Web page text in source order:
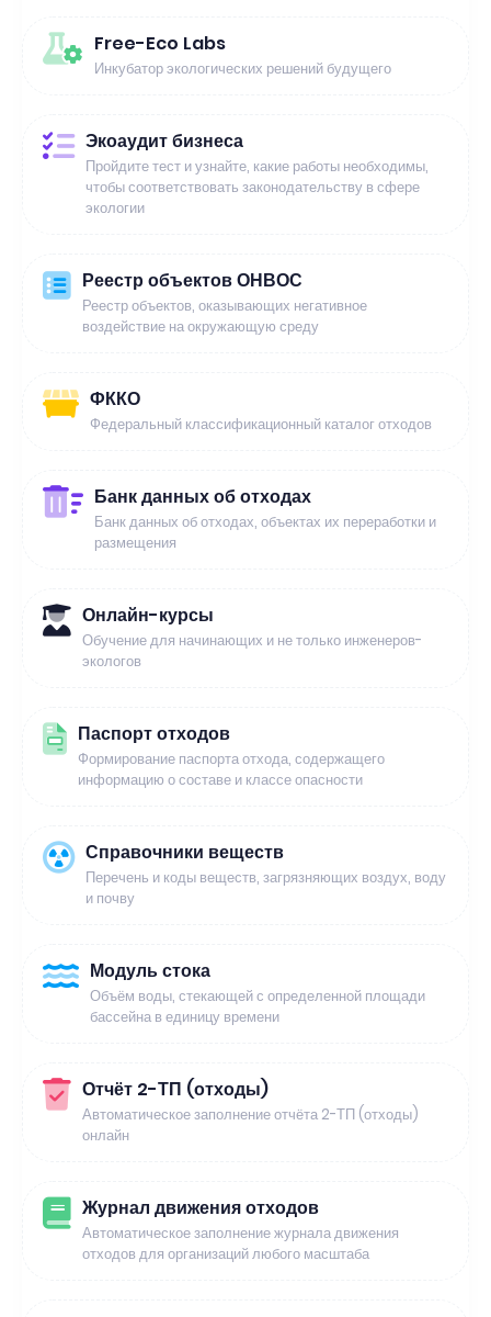
Free-Eco Labs
Инкубатор экологических решений будущего
Экоаудит бизнеса
Пройдите тест и узнайте, какие работы необходимы,
чтобы соответствовать законодательству в сфере
экологии
Реестр объектов ОНВОС
Реестр объектов, оказывающих негативное
воздействие на окружающую среду
ФККО
Федеральный классификационный каталог отходов
Банк данных об отходах
Банк данных об отходах, объектах их переработки и
размещения
Онлайн-курсы
Обучение для начинающих и не только инженеров-
экологов
Паспорт отходов
Формирование паспорта отхода, содержащего
информацию о составе и классе опасности
Справочники веществ
Перечень и коды веществ, загрязняющих воздух, воду
и почву
Модуль стока
Объём воды, стекающей с определенной площади
бассейна в единицу времени
Отчёт 2-ТП (отходы)
Автоматическое заполнение отчёта 2-ТП (отходы)
онлайн
Журнал движения отходов
Автоматическое заполнение журнала движения
отходов для организаций любого масштаба